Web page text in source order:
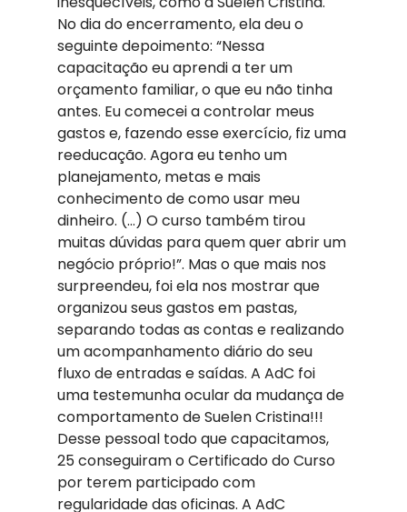
No dia do encerramento, ela deu o
seguinte depoimento: “Nessa
capacitação eu aprendi a ter um
orçamento familiar, o que eu não tinha
antes. Eu comecei a controlar meus
gastos e, fazendo esse exercício, fiz uma
reeducação. Agora eu tenho um
planejamento, metas e mais
conhecimento de como usar meu
dinheiro. (…) O curso também tirou
muitas dúvidas para quem quer abrir um
negócio próprio!”. Mas o que mais nos
surpreendeu, foi ela nos mostrar que
organizou seus gastos em pastas,
separando todas as contas e realizando
um acompanhamento diário do seu
fluxo de entradas e saídas. A AdC foi
uma testemunha ocular da mudança de
comportamento de Suelen Cristina!!!
Desse pessoal todo que capacitamos,
25 conseguiram o Certificado do Curso
por terem participado com
regularidade das oficinas. A AdC